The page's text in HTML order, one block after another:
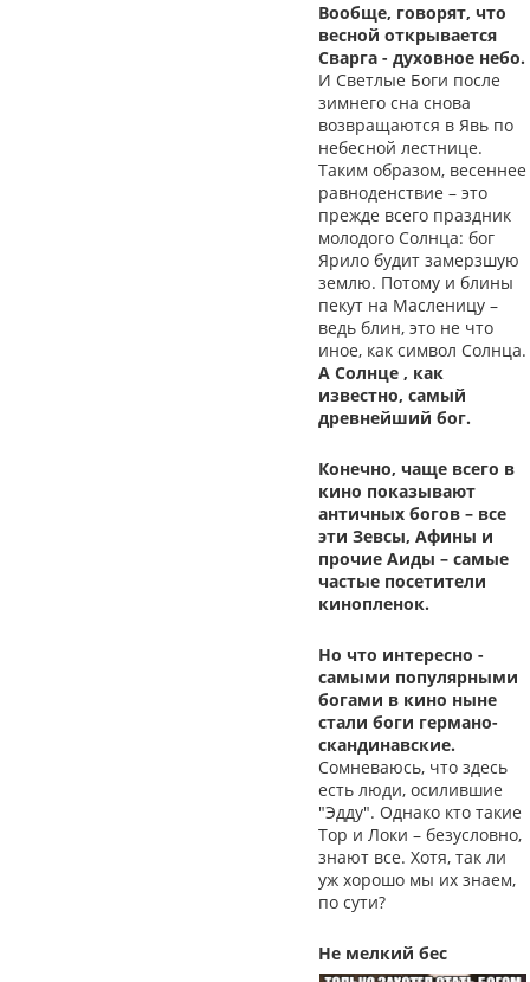
Вообще, говорят, что
весной открывается
Сварга - духовное небо.
И Светлые Боги после
зимнего сна снова
возвращаются в Явь по
небесной лестнице.
Таким образом, весеннее
равноденствие – это
прежде всего праздник
молодого Солнца: бог
Ярило будит замерзшую
землю. Потому и блины
пекут на Масленицу –
ведь блин, это не что
иное, как символ Солнца.
А Солнце , как
известно, самый
древнейший бог.
Конечно, чаще всего в
кино показывают
античных богов – все
эти Зевсы, Афины и
прочие Аиды – самые
частые посетители
кинопленок.
Но что интересно -
самыми популярными
богами в кино ныне
стали боги германо-
скандинавские.
Сомневаюсь, что здесь
есть люди, осилившие
"Эдду". Однако кто такие
Тор и Локи – безусловно,
знают все. Хотя, так ли
уж хорошо мы их знаем,
по сути?
Не мелкий бес